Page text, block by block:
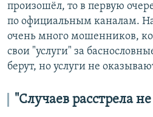
произошёл, то в первую
по официальным каналам. На
очень много мошенников,
свои "услуги" за
берут, но услуги не
"Случаев расстрела